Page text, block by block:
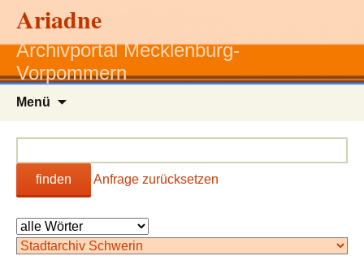
Ariadne
Archivportal Mecklenburg-
Vorpommern
Menü
finden Anfrage zurücksetzen